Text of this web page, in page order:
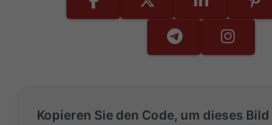
Kopieren Sie den Code, um dieses